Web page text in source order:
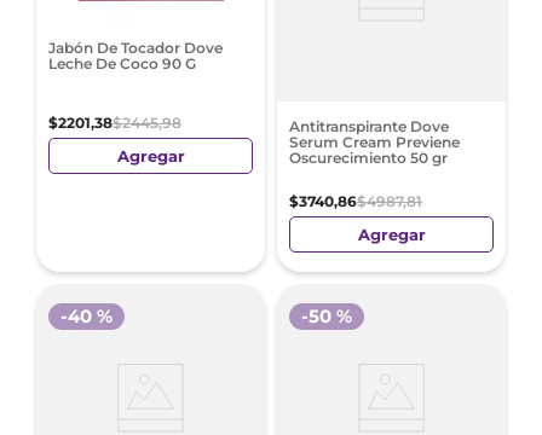
Jabón De Tocador Dove
Leche De Coco 90 G
$2201,38$2445,98
Agregar
Antitranspirante Dove
Serum Cream Previene
Oscurecimiento 50 gr
$3740,86$4987,81
Agregar
-40 % -50 %